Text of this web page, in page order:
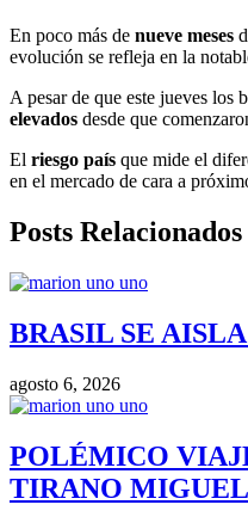
En poco más de nueve meses
evolución se refleja en la
A pesar de que este jueves los
elevados desde que
El riesgo país que mide el
en el mercado de cara a
Posts Relacionados
BRASIL SE
agosto 6, 2026
POLÉMICO
TIRANO